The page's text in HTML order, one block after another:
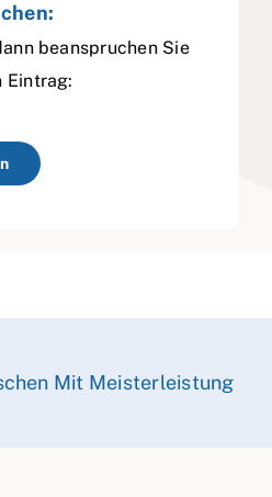
beanspruchen Sie
Eintrag:
Mit Meisterleistung